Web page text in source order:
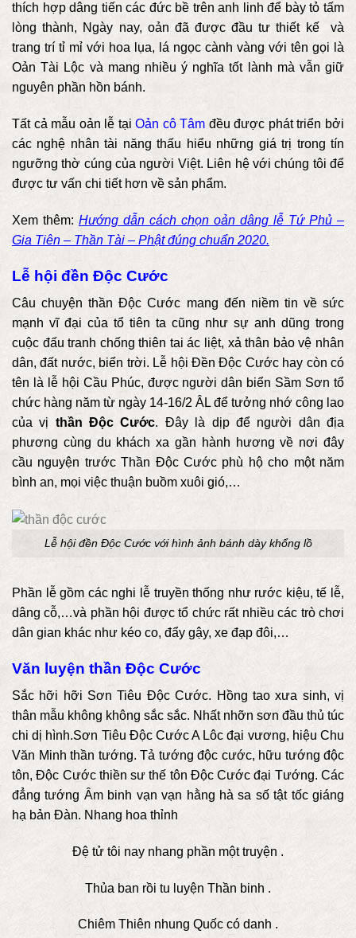
thích hợp dâng tiến các đức bề trên anh linh để bày tỏ tấm
lòng thành, Ngày nay, oản đã được đầu tư thiết kế và
trang trí tỉ mỉ với hoa lụa, lá ngọc cành vàng với tên gọi là
Oản Tài Lộc và mang nhiều ý nghĩa tốt lành mà vẫn giữ
nguyên phần hồn bánh.
Tất cả mẫu oản lễ tạiOản cô Tâm đều được phát triển bởi
các nghệ nhân tài năng thấu hiểu những giá trị trong tín
ngưỡng thờ cúng của người Việt. Liên hệ với chúng tôi để
được tư vấn chi tiết hơn về sản phẩm.
Xem thêm: Hướng dẫn cách chọn oản dâng lễ Tứ Phủ –
Gia Tiên – Thần Tài – Phật đúng chuẩn 2020.
Lễ hội đền Độc Cước
Câu chuyện thần Độc Cước mang đến niềm tin về sức
mạnh vĩ đại của tổ tiên ta cũng như sự anh dũng trong
cuộc đấu tranh chống thiên tai ác liệt, xả thân bảo vệ nhân
dân, đất nước, biển trời. Lễ hội Đền Độc Cước hay còn có
tên là lễ hội Cầu Phúc, được người dân biển Sầm Sơn tổ
chức hàng năm từ ngày 14-16/2 ÂL để tưởng nhớ công lao
của vị thần Độc Cước. Đây là dịp để người dân địa
phương cùng du khách xa gần hành hương về nơi đây
cầu nguyện trước Thần Độc Cước phù hộ cho một năm
bình an, mọi việc thuận buồm xuôi gió,…
Lễ hội đền Độc Cước với hình ảnh bánh dày khổng lồ
Phần lễ gồm các nghi lễ truyền thống như rước kiệu, tế lễ,
dâng cỗ,…và phần hội được tổ chức rất nhiều các trò chơi
dân gian khác như kéo co, đẩy gậy, xe đạp đôi,…
Văn luyện thần Độc Cước
Sắc hỡi hỡi Sơn Tiêu Độc Cước. Hồng tao xưa sinh, vị
thân mẫu không không sắc sắc. Nhất nhỡn sơn đầu thủ túc
chi dị hình.Sơn Tiêu Độc Cước A Lôc đại vương, hiệu Chu
Văn Minh thần tướng. Tả tướng độc cước, hữu tướng độc
tôn, Độc Cước thiền sư thế tôn Độc Cước đại Tướng. Các
đẳng tướng Âm binh vạn vạn hằng hà sa số tật tốc giáng
hạ bản Đàn. Nhang hoa thỉnh
Đệ tử tôi nay nhang phần một truyện .
Thủa ban rồi tu luyện Thần binh .
Chiêm Thiên nhung Quốc có danh .